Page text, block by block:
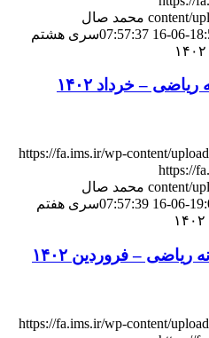
content/ محمد صال
سری هشتم
– خرداد ۱۴۰۲
https://fa.ims.ir/wp-content/
https://
content/ محمد صال
سری هفتم
– فروردین ۱۴۰۲
https://fa.ims.ir/wp-content/